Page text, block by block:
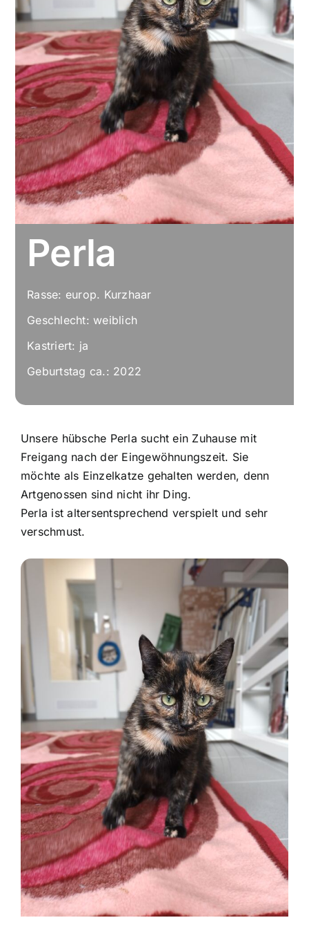
Perla
Rasse: europ. Kurzhaar
Geschlecht: weiblich
Kastriert: ja
Geburtstag ca.: 2022
Unsere hübsche Perla sucht ein Zuhause mit
Freigang nach der Eingewöhnungszeit. Sie
möchte als Einzelkatze gehalten werden, denn
Artgenossen sind nicht ihr Ding.
Perla ist altersentsprechend verspielt und sehr
verschmust.